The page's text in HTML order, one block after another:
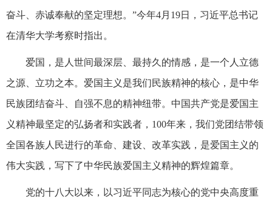
奋斗、赤诚奉献的坚定理想。”今年4月19日，习近平总书记
在清华大学考察时指出。
爱国，是人世间最深层、最持久的情感，是一个人立德
之源、立功之本。爱国主义是我们民族精神的核心，是中华
民族团结奋斗、自强不息的精神纽带。中国共产党是爱国主
义精神最坚定的弘扬者和实践者，100年来，我们党团结带领
全国各族人民进行的革命、建设、改革实践，是爱国主义的
伟大实践，写下了中华民族爱国主义精神的辉煌篇章。
党的十八大以来，以习近平同志为核心的党中央高度重